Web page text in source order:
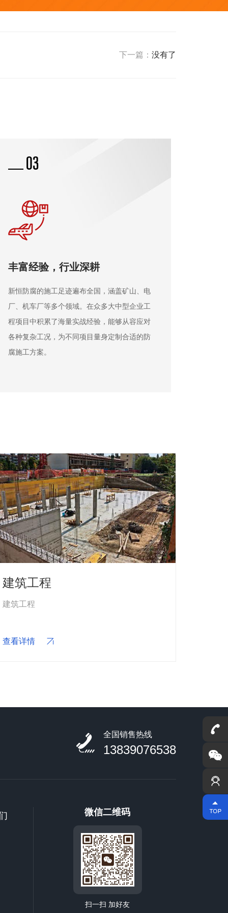
下一篇： 没有了
04
贴心服务，全程 无忧
秉持 “客户为先、服务为先” 的准则，新恒防腐
提供从项目咨询、方案设计到施工完成后的售
后跟踪一站式服务。确保客户在项目推进过程
中享受到便捷、贴心的服务体验。
建筑工程
建筑工程
查看详情
全国销售热线
13839076538
微信二维码
扫一扫 加好友